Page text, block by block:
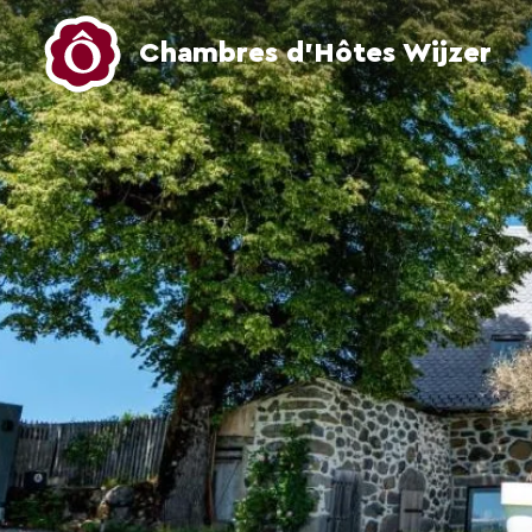
Chambres d’Hôtes Wijzer